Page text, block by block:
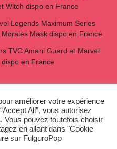
Witch dispo en France
Legends Maximum Series
Mask dispo en France
TVC Amani Guard et Marvel
en France
améliorer votre expérience
All”, vous autorisez
Vous pouvez toutefois choisir
en allant dans "Cookie
sur FulguroPop